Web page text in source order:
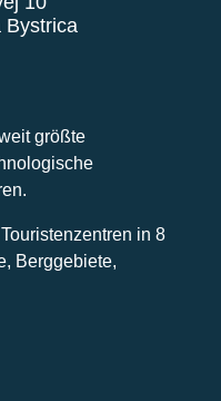
Bystrica
größte
in 8
Berggebiete,